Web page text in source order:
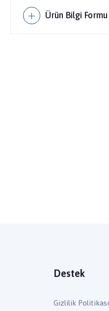
Ürün Bilgi Formu
Destek
Gizlilik Politikası